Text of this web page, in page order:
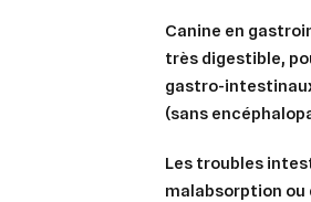
Canine en
très digestible,
gastro-
(sans
Les troubles
malabsorption ou